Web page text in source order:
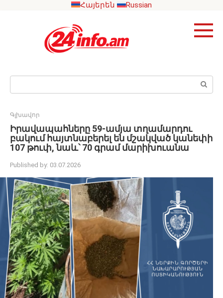
Հայերեն Russian
Search:
Գլխավոր
Իրավապահները 59-ամյա տղամարդու
բակում հայտնաբերել են մշակված կանեփի
107 թուփ, նաև՝ 70 գրամ մարիխուանա
Published by: 03.07.2026